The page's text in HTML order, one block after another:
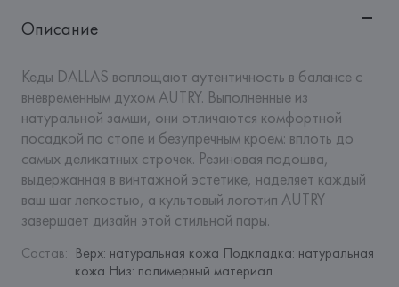
Описание
Кеды DALLAS воплощают аутентичность в балансе с
вневременным духом AUTRY. Выполненные из
натуральной замши, они отличаются комфортной
посадкой по стопе и безупречным кроем: вплоть до
самых деликатных строчек. Резиновая подошва,
выдержанная в винтажной эстетике, наделяет каждый
ваш шаг легкостью, а культовый логотип AUTRY
завершает дизайн этой стильной пары.
Состав: Верх: натуральная кожа Подкладка: натуральная
кожа Низ: полимерный материал